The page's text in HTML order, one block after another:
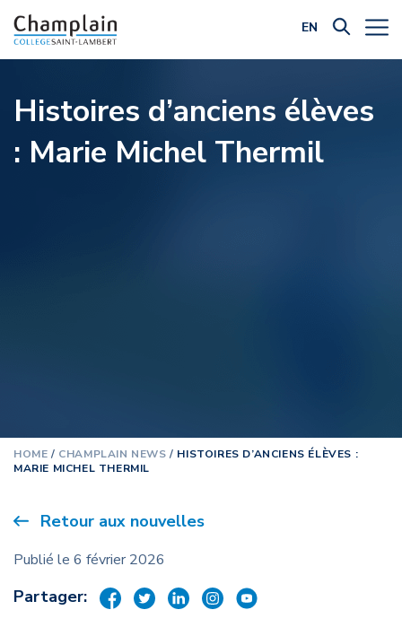
EN
Histoires d’anciens élèves
: Marie Michel Thermil
HOME / CHAMPLAIN NEWS / HISTOIRES D’ANCIENS ÉLÈVES :
MARIE MICHEL THERMIL
Retour aux nouvelles
Publié le 6 février 2026
Partager:
Filtrer par catégorie: